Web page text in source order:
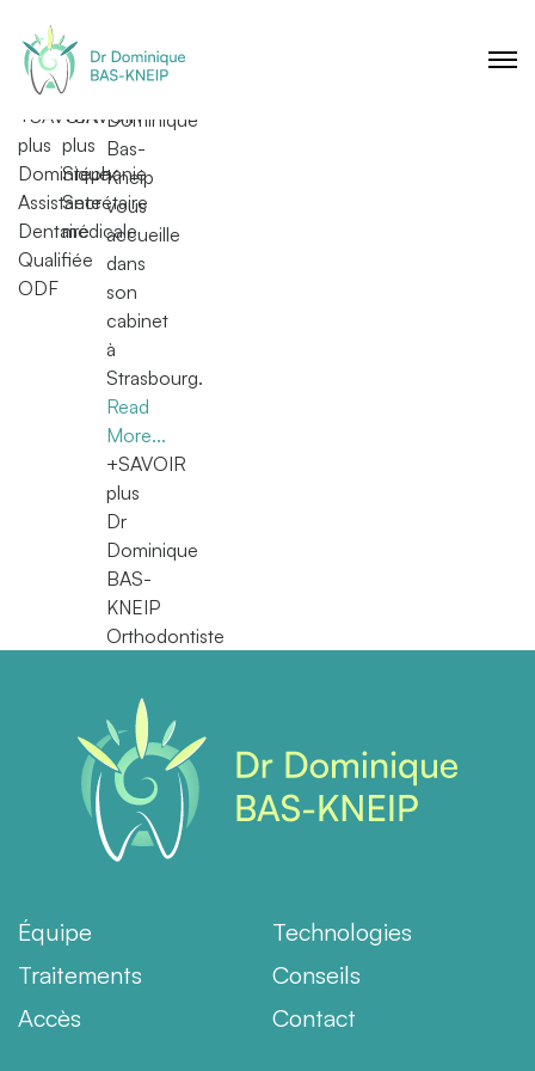
Read
More...
+SAVOIR
plus
Dominique
Assistante
Dentaire
Qualifiée
ODF
Read
More...
+SAVOIR
plus
Stéphanie
Secrétaire
médicale
Le
Dominique
Bas-
Kneip
vous
accueille
dans
son
cabinet
à
Strasbourg.
Read
More...
+SAVOIR
plus
Dr
Dominique
BAS-
KNEIP
Orthodontiste
/
Équipe
Technologies
Traitements
Conseils
Accès
Contact